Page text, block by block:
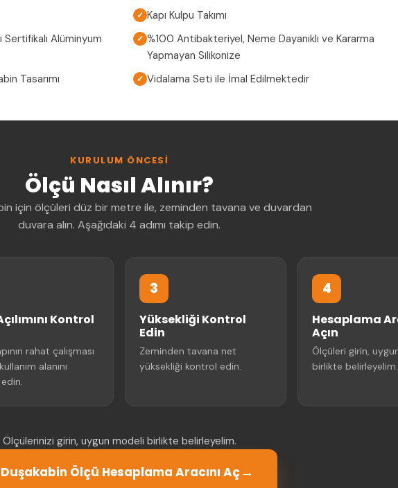
✓ Kapı Kulpu Takımı
Alüminyum
✓ %100 Antibakteriyel, Neme Dayanıklı ve Kararma
Yapmayan Silikonize
Tasarımı ✓ Vidalama Seti ile İmal Edilmektedir
KURULUM ÖNCESI
Ölçü Nasıl Alınır?
için ölçüleri düz bir metre ile, zeminden tavana ve duvardan
duvara alın. Aşağıdaki 4 adımı takip edin.
Kontrol
rahat çalışması
alanını
3
Yüksekliği Kontrol
Edin
Zeminden tavana net
yüksekliği kontrol edin.
4
Hesaplama
Açın
Ölçüleri girin,
birlikte belirleyelim.
Ölçülerinizi girin, uygun modeli birlikte belirleyelim.
Duşakabin Ölçü Hesaplama Aracını Aç→